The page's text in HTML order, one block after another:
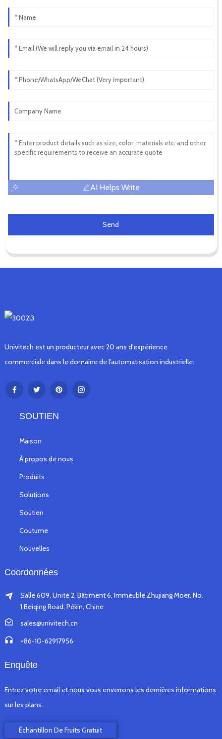
AI Helps Write
Send
Univitech est un producteur avec 20 ans d'expérience
commerciale dans le domaine de l'automatisation industrielle.
SOUTIEN
Maison
À propos de nous
Produits
Solutions
Soutien
Coutume
Nouvelles
Coordonnées
Salle 609, Unité 2, Bâtiment 6, Immeuble Zhujiang Moer, No.
1 Beiqing Road, Pékin, Chine
sales@univitech.cn
+86-10-62917956
Enquête
Entrez votre email et nous vous enverrons les dernières informations
sur les plans.
Échantillon De Fruits Gratuit